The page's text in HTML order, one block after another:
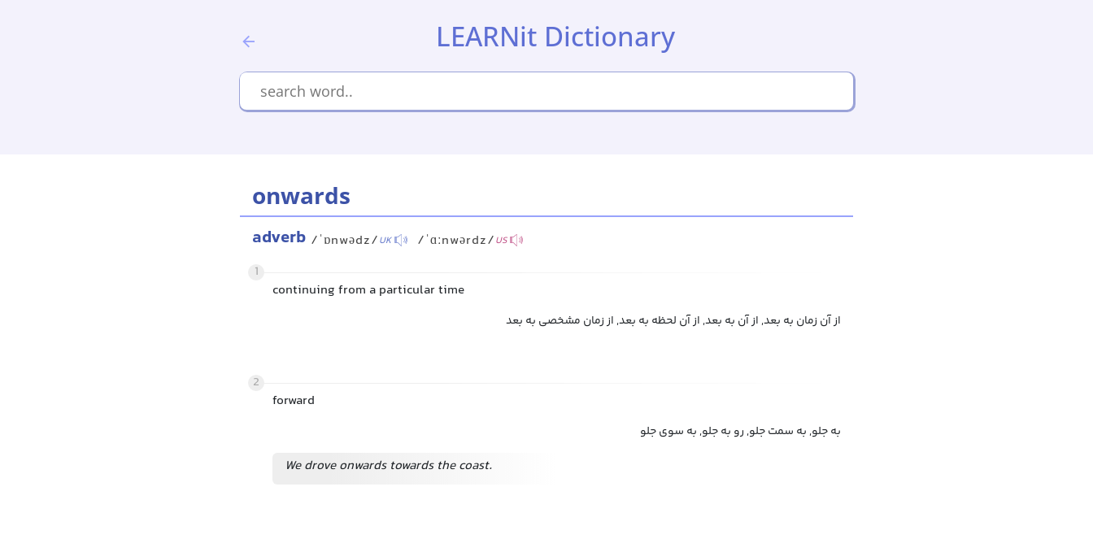
LEARNit Dictionary
onwards
adverb /ˈɒnwədz/UK /ˈɑːnwərdz/US
1
continuing from a particular time
از آن زمان به بعد, از آن به بعد, از آن لحظه به بعد, از زمان مشخصی به بعد
2
forward
به جلو, به سمت جلو, رو به جلو, به سوی جلو
We drove onwards towards the coast.